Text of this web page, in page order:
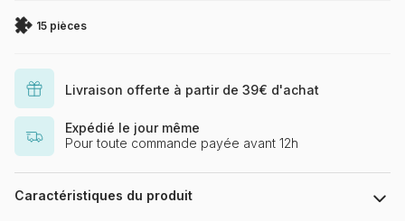
15 pièces
Livraison offerte à partir de 39€ d'achat
Expédié le jour même
Pour toute commande payée avant 12h
Caractéristiques du produit